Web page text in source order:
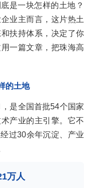
是一块怎样的土地？
业主而言，这片热土
扶持体系，决定了你
一篇文章，把珠海高
的土地
是全国首批54个国家
产业的主引擎。它不
过30余年沉淀、产业
万人